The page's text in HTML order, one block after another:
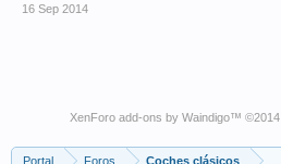
16 Sep 2014
XenForo add-ons by Waindigo™ ©2014
Portal Foros Coches clásicos